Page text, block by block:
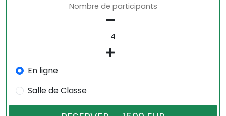
Nombre de participants
En ligne
Salle de Classe